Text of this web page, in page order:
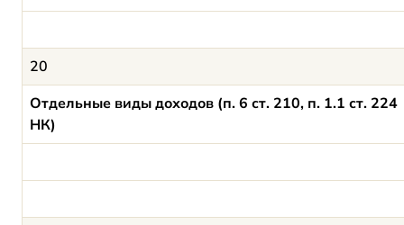
20
Отдельные виды доходов (п. 6 ст. 210, п. 1.1 ст. 224
НК)